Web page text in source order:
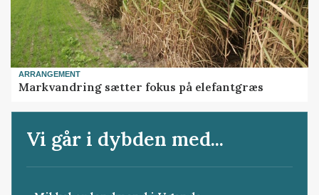
ARRANGEMENT
Markvandring sætter fokus på elefantgræs
Vi går i dybden med...